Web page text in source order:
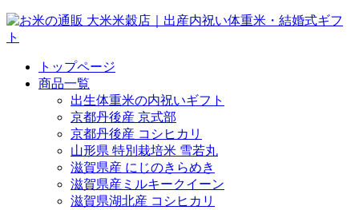
トップページ
商品一覧
出生体重米の内祝いギフト
京都丹後産 京式部
京都丹後産 コシヒカリ
山形県 特別栽培米 雪若丸
滋賀県産 にじのきらめき
滋賀県産ミルキークイーン
滋賀県湖北産 コシヒカリ